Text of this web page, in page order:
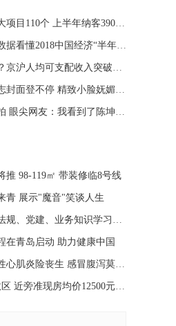
今年青岛推进旅游大项目110个 上半年纳客3902万人次
亮点在哪儿？10项数据看懂2018中国经济“半年报”
上半年谁挣钱最多？京沪人均可支配收入突破3万元
半停工的刘诗诗杂志封面登不停 精致小脸妩媚迷人
赵薇罕见晒红唇自拍 眼尖网友：我看到了陈坤(图)
推 98-119㎡ 带装修临8号线
青 展示"魔音"笑谈人生
山东省互联网法律法规、党建、业务知识学习测试
在青岛启动 助力健康中国
24岁女青年患暴发性心肌炎险丧生 感冒腹泻莫小视
8号线串联五大行政区 近旁准现房均价12500元/㎡